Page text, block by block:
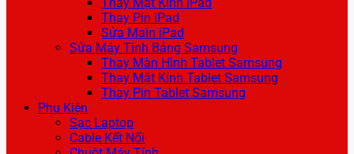
Thay Pin iPad
Sửa Main iPad
Sửa Máy Tính Bảng Samsung
Thay Màn Hình Tablet Samsung
Thay Mặt Kính Tablet Samsung
Thay Pin Tablet Samsung
Phụ Kiện
Sạc Laptop
Cable Kết Nối